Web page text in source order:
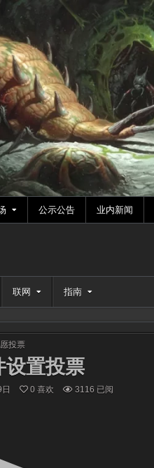
公示公告 业内新闻
联网 指南
投票
设置投票
0喜欢 3116 已阅